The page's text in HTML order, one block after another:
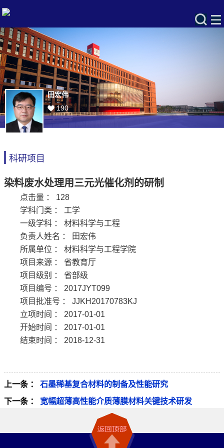
田宏伟
190
科研项目
染料废水处理用三元光催化剂的研制
点击量 ： 128
学科门类 ： 工学
一级学科 ： 材料科学与工程
负责人姓名 ： 田宏伟
所属单位 ： 材料科学与工程学院
项目来源 ： 省教育厅
项目级别 ： 省部级
项目编号 ： 2017JYT099
项目批准号 ： JJKH20170783KJ
立项时间 ： 2017-01-01
开始时间 ： 2017-01-01
结束时间 ： 2018-12-31
上一条 ： 石墨稀基复合材料的制备及性能研究
下一条 ： 宽幅超薄高性能介质薄膜材料关键技术研发